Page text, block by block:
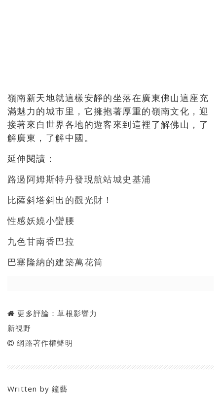
嶺南新天地就這樣安靜的坐落在廣東佛山這座充
滿魅力的城市里，它擁抱著厚重的嶺南文化，迎
接著來自世界各地的遊客來到這裡了解佛山，了
解廣東，了解中國。
延伸閱讀：
路過阿姆斯特丹發現航站城史基浦
比薩斜塔斜出的觀光財！
性感妖嬈小蠻腰
九色甘南香巴拉
巴塞隆納的建築萬花筒
更多評論：草根影響力
新視野
網路著作權聲明
Written by鐘藝